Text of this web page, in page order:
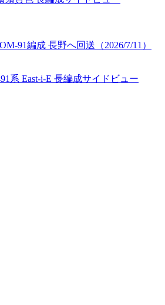
91編成 長野へ回送（2026/7/11）
系 East-i-E 長編成サイドビュー